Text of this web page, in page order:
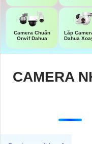
Camera Chuẩn
Onvif Dahua
Lắp
Dahua
CAMERA